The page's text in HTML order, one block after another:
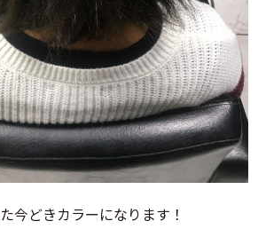
今どきカラーになります！